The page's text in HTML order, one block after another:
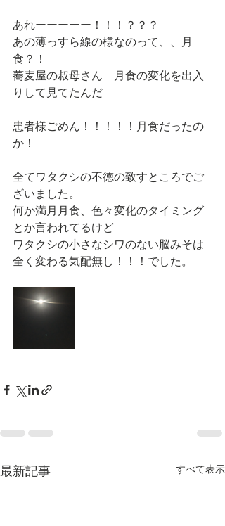
あれーーーーー！！！？？？
あの薄っすら線の様なのって、、月
食？！
蕎麦屋の叔母さん　月食の変化を出入
りして見てたんだ
患者様ごめん！！！！！月食だったの
か！
全てワタクシの不徳の致すところでご
ざいました。
何か満月月食、色々変化のタイミング
とか言われてるけど
ワタクシの小さなシワのない脳みそは
全く変わる気配無し！！！でした。
最新記事 すべて表示